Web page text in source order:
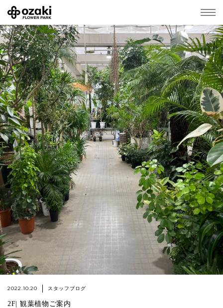
2022.10.20 スタッフブログ
2F| 観葉植物ご案内